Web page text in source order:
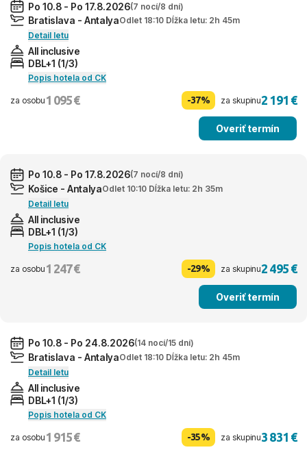
Po 10.8 - Po 17.8.2026(7 nocí/8 dní)
Bratislava - AntalyaOdlet 18:10 Dĺžka letu: 2h 45m
Detail letu
All inclusive
DBL+1 (1/3)
Popis hotela od CK
za osobu 1 095 € -37% za skupinu2 191 €
Overiť termín
Po 10.8 - Po 17.8.2026(7 nocí/8 dní)
Košice - AntalyaOdlet 10:10 Dĺžka letu: 2h 35m
Detail letu
All inclusive
DBL+1 (1/3)
Popis hotela od CK
za osobu 1 247 € -29% za skupinu2 495 €
Overiť termín
Po 10.8 - Po 24.8.2026(14 nocí/15 dní)
Bratislava - AntalyaOdlet 18:10 Dĺžka letu: 2h 45m
Detail letu
All inclusive
DBL+1 (1/3)
Popis hotela od CK
za osobu 1 915 € -35% za skupinu3 831 €